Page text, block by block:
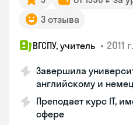
3 отзыва
ВГСПУ, учитель • 2011 г.
Завершила
английскому и
Преподает курс IT,
сфере